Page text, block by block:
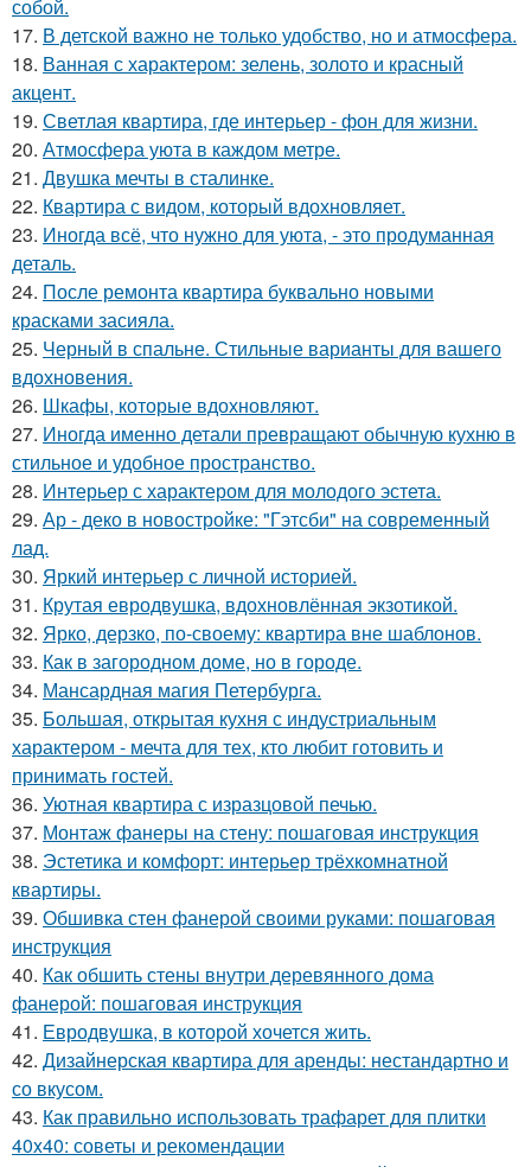
собой.
17. В детской важно не только удобство, но и атмосфера.
18. Ванная с характером: зелень, золото и красный
акцент.
19. Светлая квартира, где интерьер - фон для жизни.
20. Атмосфера уюта в каждом метре.
21. Двушка мечты в сталинке.
22. Квартира с видом, который вдохновляет.
23. Иногда всё, что нужно для уюта, - это продуманная
деталь.
24. После ремонта квартира буквально новыми
красками засияла.
25. Черный в спальне. Стильные варианты для вашего
вдохновения.
26. Шкафы, которые вдохновляют.
27. Иногда именно детали превращают обычную кухню в
стильное и удобное пространство.
28. Интерьер с характером для молодого эстета.
29. Ар - деко в новостройке: "Гэтсби" на современный
лад.
30. Яркий интерьер с личной историей.
31. Крутая евродвушка, вдохновлённая экзотикой.
32. Ярко, дерзко, по-своему: квартира вне шаблонов.
33. Как в загородном доме, но в городе.
34. Мансардная магия Петербурга.
35. Большая, открытая кухня с индустриальным
характером - мечта для тех, кто любит готовить и
принимать гостей.
36. Уютная квартира с изразцовой печью.
37. Монтаж фанеры на стену: пошаговая инструкция
38. Эстетика и комфорт: интерьер трёхкомнатной
квартиры.
39. Обшивка стен фанерой своими руками: пошаговая
инструкция
40. Как обшить стены внутри деревянного дома
фанерой: пошаговая инструкция
41. Евродвушка, в которой хочется жить.
42. Дизайнерская квартира для аренды: нестандартно и
со вкусом.
43. Как правильно использовать трафарет для плитки
40x40: советы и рекомендации